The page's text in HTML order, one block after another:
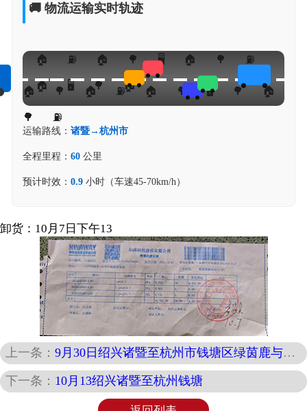
🚚 物流运输实时轨迹
运输路线： 诸暨→杭州市
全程里程： 60公里
预计时效： 0.9小时（车速45-70km/h）
卸货：10月7日下午13
上一条：9月30日绍兴诸暨至杭州市钱塘区绿茵鹿与丰悦路交叉口
下一条： 10月13绍兴诸暨至杭州钱塘